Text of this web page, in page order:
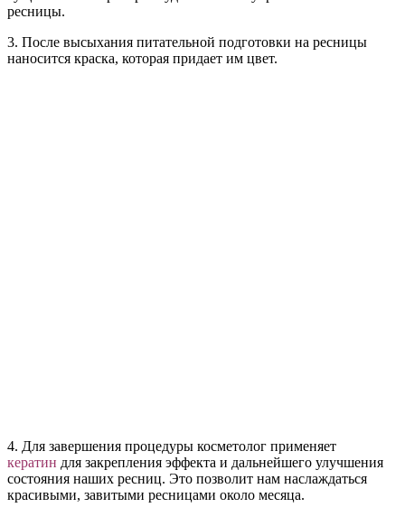
ресницы.
3. После высыхания питательной подготовки на ресницы
наносится краска, которая придает им цвет.
4. Для завершения процедуры косметолог применяет
кератин для закрепления эффекта и дальнейшего улучшения
состояния наших ресниц. Это позволит нам наслаждаться
красивыми, завитыми ресницами около месяца.